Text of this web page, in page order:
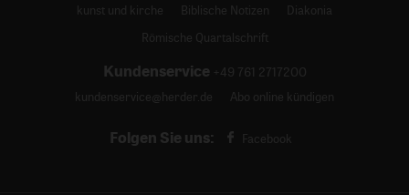
kunst und kirche
Biblische Notizen
Diakonia
Römische Quartalschrift
Kundenservice +49 761 2717200
kundenservice@herder.de
Abo online kündigen
Folgen Sie uns: Facebook